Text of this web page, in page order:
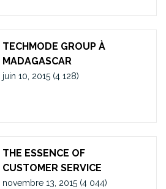
TECHMODE GROUP À
MADAGASCAR
juin 10, 2015 (4 128)
THE ESSENCE OF
CUSTOMER SERVICE
novembre 13, 2015 (4 044)